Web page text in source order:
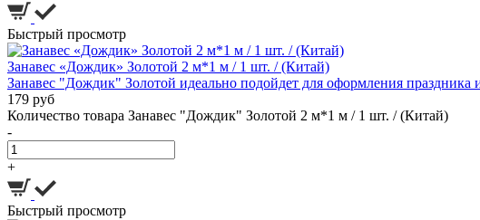
Быстрый просмотр
Занавес «Дождик» Золотой 2 м*1 м / 1 шт. / (Китай)
Занавес "Дождик" Золотой идеально подойдет для оформления
179 руб
Количество товара Занавес "Дождик" Золотой 2 м*1 м / 1 шт. / (Китай)
-
+
Быстрый просмотр